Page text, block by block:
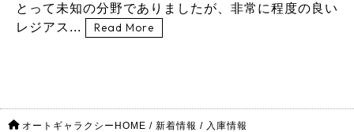
とって未知の分野でありましたが、非常に程度の良い
レジアス...
Read More
オートギャラクシーHOME / 新着情報 / 入庫情報